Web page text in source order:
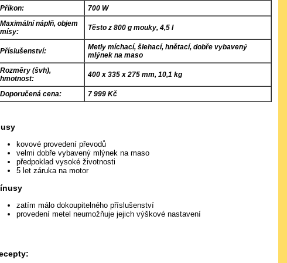
Příkon:
700 W
Maximální náplň, objem
mísy:
Těsto z 800 g mouky, 4,5 l
Příslušenství:
Metly míchací, šlehací, hnětací, dobře vybavený
mlýnek na maso
Rozměry (švh),
hmotnost:
400 x 335 x 275 mm, 10,1 kg
Doporučená cena: 7 999 Kč
kovové provedení převodů
velmi dobře vybavený mlýnek na maso
předpoklad vysoké životnosti
5 let záruka na motor
zatím málo dokoupitelného příslušenství
provedení metel neumožňuje jejich výškové nastavení